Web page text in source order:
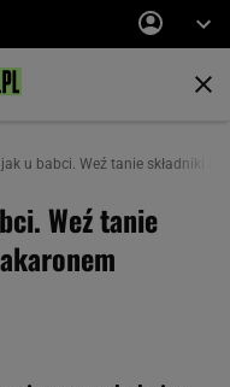
jak u babci. Weź tanie składniki i
Weź tanie